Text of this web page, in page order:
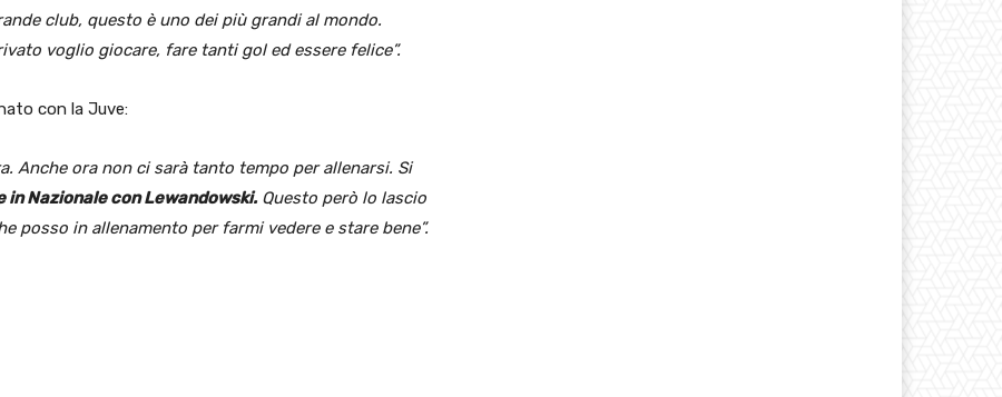
club, questo è uno dei più grandi al mondo.
voglio giocare, fare tanti gol ed essere felice”.
con la Juve:
Anche ora non ci sarà tanto tempo per allenarsi. Si
in Nazionale con Lewandowski. Questo però lo lascio
posso in allenamento per farmi vedere e stare bene”.